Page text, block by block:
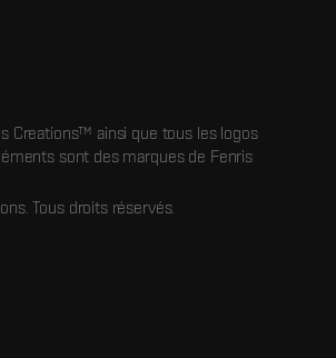
Creations™ ainsi que tous les logos
sont des marques de Fenris
Tous droits réservés.